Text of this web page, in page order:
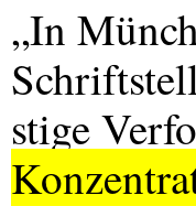
„In
stige